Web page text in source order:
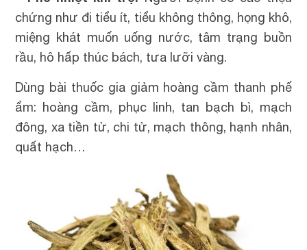
chứng như đi tiểu ít, tiểu không thông, họng khô,
miệng khát muốn uống nước, tâm trạng buồn
rầu, hô hấp thúc bách, tưa lưỡi vàng.
Dùng bài thuốc gia giảm hoàng cầm thanh phế
ẩm: hoàng cầm, phục linh, tan bạch bì, mạch
đông, xa tiền tử, chi tử, mạch thông, hạnh nhân,
quất hạch…